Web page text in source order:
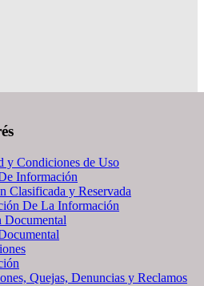
y Condiciones de Uso
Información
Clasificada y Reservada
De La Información
Documental
Quejas, Denuncias y Reclamos